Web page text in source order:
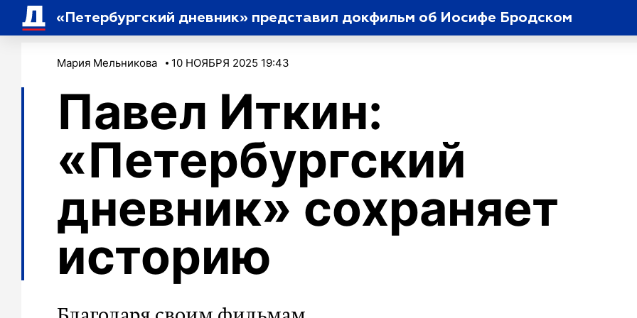
«Петербургский дневник» представил докфильм об Иосифе Бродском
Мария Мельникова 10 НОЯБРЯ 2025 19:43
Павел Иткин:
«Петербургский
дневник» сохраняет
историю